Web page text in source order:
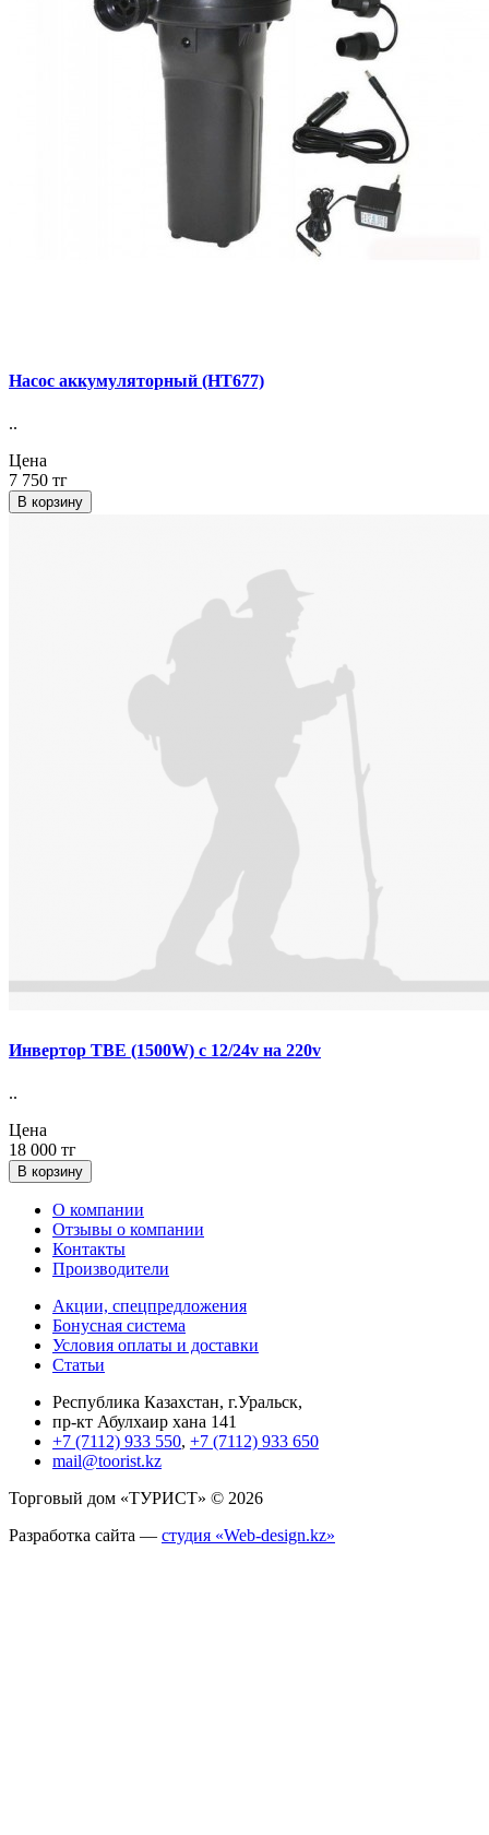
Насос аккумуляторный (НТ677)
..
Цена
7 750 тг
В корзину
Инвертор ТВЕ (1500W) с 12/24v на 220v
..
Цена
18 000 тг
В корзину
О компании
Отзывы о компании
Контакты
Производители
Акции, спецпредложения
Бонусная система
Условия оплаты и доставки
Статьи
Республика Казахстан, г.Уральск,
пр-кт Абулхаир хана 141
+7 (7112) 933 550, +7 (7112) 933 650
mail@toorist.kz
Торговый дом «ТУРИСТ» © 2026
Разработка сайта — студия «Web-design.kz»